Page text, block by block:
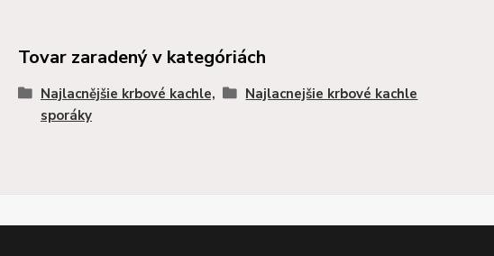
Tovar zaradený v kategóriách
Najlacnějšie krbové kachle,
sporáky
Najlacnejšie krbové kachle